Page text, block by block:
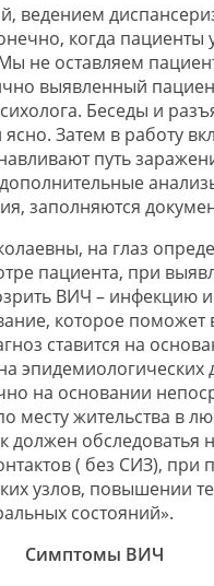
ведением
когда пациенты
не оставляем
выявленный
Беседы и
ясно. Затем в работу
путь
заполняются
на глаз
пациента, при
ВИЧ – инфекцию и
которое поможет
ставится на
эпидемиологических
на основании
месту жительства в
должен обследоватья
( без СИЗ), при
узлов, повышении
состояний».
Симптомы ВИЧ